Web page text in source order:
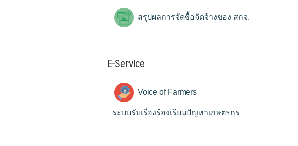
สรุปผลการจัดซื้อจัดจ้างของ สกจ.
E-Service
Voice of Farmers
ระบบรับเรื่องร้องเรียนปัญหาเกษตรกร